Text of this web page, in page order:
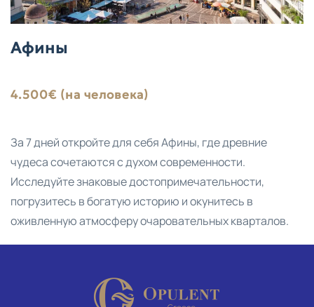
Афины
4.500€ (на человека)
За 7 дней откройте для себя Афины, где древние
чудеса сочетаются с духом современности.
Исследуйте знаковые достопримечательности,
погрузитесь в богатую историю и окунитесь в
оживленную атмосферу очаровательных кварталов.